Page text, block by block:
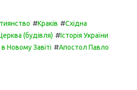
#Краків #Східна
(будівля) #Історія України
Новому Завіті #Апостол Павло